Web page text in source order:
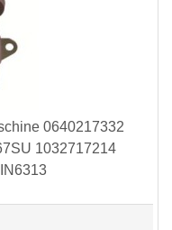
0640217332
1032717214